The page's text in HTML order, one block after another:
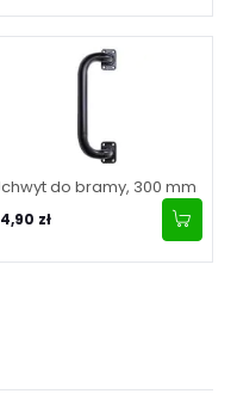
do bramy, 300 mm
zł